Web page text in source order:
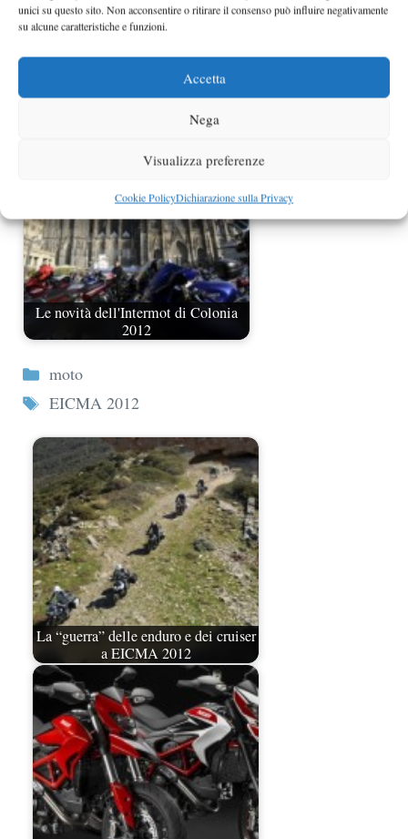
unici su questo sito. Non acconsentire o ritirare il consenso può influire negativamente
su alcune caratteristiche e funzioni.
Accetta
Nega
Visualizza preferenze
Cookie PolicyDichiarazione sulla Privacy
Le novità Kymco a EICMA 2012
Le novità dell'Intermot di Colonia
2012
Categorie
moto
Tag
EICMA 2012
La “guerra” delle enduro e dei cruiser
a EICMA 2012